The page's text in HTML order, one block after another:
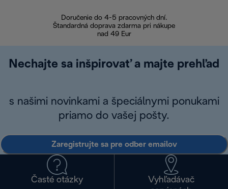
Doručenie do 4-5 pracovných dní.
Štandardná doprava zdarma pri nákupe
nad 49 Eur
Nechajte sa inšpirovať a majte prehľad
s našimi novinkami a špeciálnymi ponukami
priamo do vašej pošty.
Zaregistrujte sa pre odber emailov
Časté otázky
Vyhľadávač